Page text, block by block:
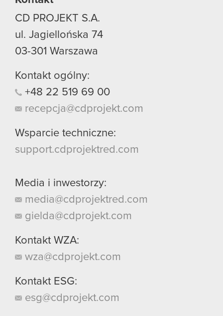
CD PROJEKT S.A.
ul. Jagiellońska 74
03-301 Warszawa
Kontakt ogólny:
+48 22 519 69 00
recepcja@cdprojekt.com
Wsparcie techniczne:
support.cdprojektred.com
Media i inwestorzy:
media@cdprojektred.com
gielda@cdprojekt.com
Kontakt WZA:
wza@cdprojekt.com
Kontakt ESG:
esg@cdprojekt.com